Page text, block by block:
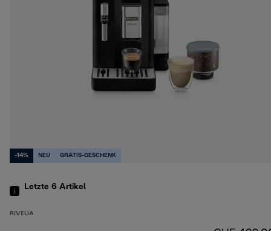
-14% NEU GRATIS-GESCHENK
Letzte 6 Artikel
RIVELIA